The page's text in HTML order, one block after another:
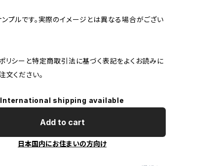
プルです。実際のイメージとは異なる場合がござい
リシーと特定商取引法に基づく表記をよくお読みに
文ください。
International shipping available
Add to cart
日本国内にお住まいの方向け